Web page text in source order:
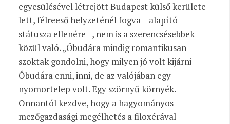
egyesülésével létrejött Budapest külső kerülete
lett, félreeső helyzeténél fogva – alapító
státusza ellenére –, nem is a szerencsésebbek
közül való. „Óbudára mindig romantikusan
szoktak gondolni, hogy milyen jó volt kijárni
Óbudára enni, inni, de az valójában egy
nyomortelep volt. Egy szörnyű környék.
Onnantól kezdve, hogy a hagyományos
mezőgazdasági megélhetés a filoxérával